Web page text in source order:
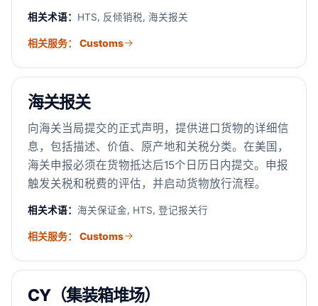
相关术语： HTS, 反倾销税, 海关报关
相关服务： Customs
海关报关
向海关当局提交的正式声明，提供进口货物的详细信
息，包括描述、价值、原产地和关税分类。在美国，
海关申报必须在货物抵达后15个日历日内提交。申报
触发关税和税费的评估，并启动货物放行流程。
相关术语： 海关保证金, HTS, 登记报关行
相关服务： Customs
CY（集装箱堆场）